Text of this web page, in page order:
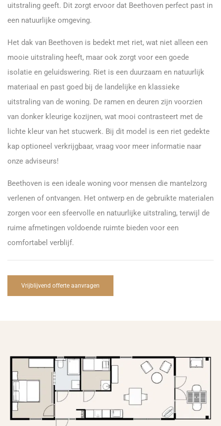
uitstraling geeft. Dit zorgt ervoor dat Beethoven perfect past in
een natuurlijke omgeving.
Het dak van Beethoven is bedekt met riet, wat niet alleen een
mooie uitstraling heeft, maar ook zorgt voor een goede
isolatie en geluidswering. Riet is een duurzaam en natuurlijk
materiaal en past goed bij de landelijke en klassieke
uitstraling van de woning. De ramen en deuren zijn voorzien
van donker kleurige kozijnen, wat mooi contrasteert met de
lichte kleur van het stucwerk. Bij dit model is een riet gedekte
kap optioneel verkrijgbaar, vraag voor meer informatie naar
onze adviseurs!
Beethoven is een ideale woning voor mensen die mantelzorg
verlenen of ontvangen. Het ontwerp en de gebruikte materialen
zorgen voor een sfeervolle en natuurlijke uitstraling, terwijl de
ruime afmetingen voldoende ruimte bieden voor een
comfortabel verblijf.
Vrijblijvend offerte aanvragen